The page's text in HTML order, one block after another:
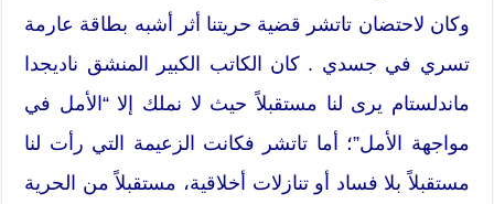
وكان لاحتضان تاتشر قضية حريتنا أثر أشبه بطاقة عارمة
تسري في جسدي . كان الكاتب الكبير المنشق ناديجدا
ماندلستام يرى لنا مستقبلاً حيث لا نملك إلا “الأمل في
مواجهة الأمل”؛ أما تاتشر فكانت الزعيمة التي رأت لنا
مستقبلاً بلا فساد أو تنازلات أخلاقية، مستقبلاً من الحرية